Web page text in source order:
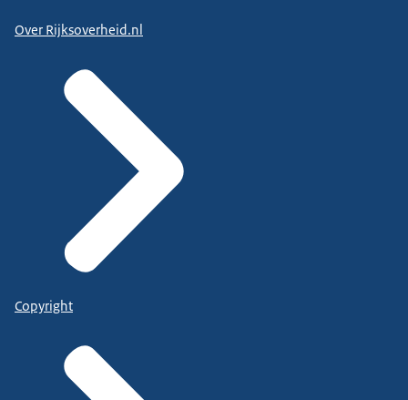
Over Rijksoverheid.nl
Copyright